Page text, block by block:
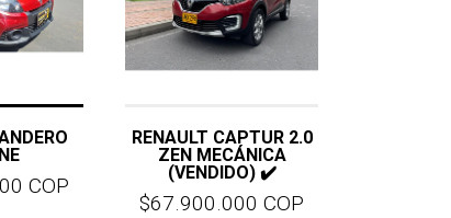
COP
RENAULT CAPTUR 2.0
ZEN MECÁNICA
(VENDIDO) ✔️
$67.900.000 COP